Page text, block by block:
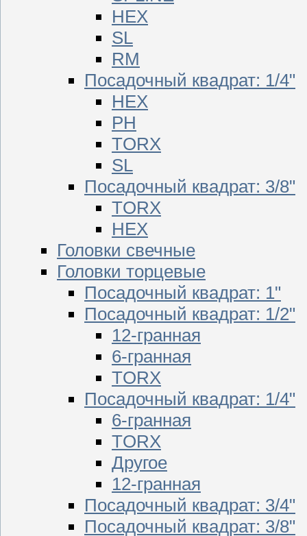
HEX
SL
RM
Посадочный квадрат: 1/4"
HEX
PH
TORX
SL
Посадочный квадрат: 3/8"
TORX
HEX
Головки свечные
Головки торцевые
Посадочный квадрат: 1"
Посадочный квадрат: 1/2"
12-гранная
6-гранная
TORX
Посадочный квадрат: 1/4"
6-гранная
TORX
Другое
12-гранная
Посадочный квадрат: 3/4"
Посадочный квадрат: 3/8"